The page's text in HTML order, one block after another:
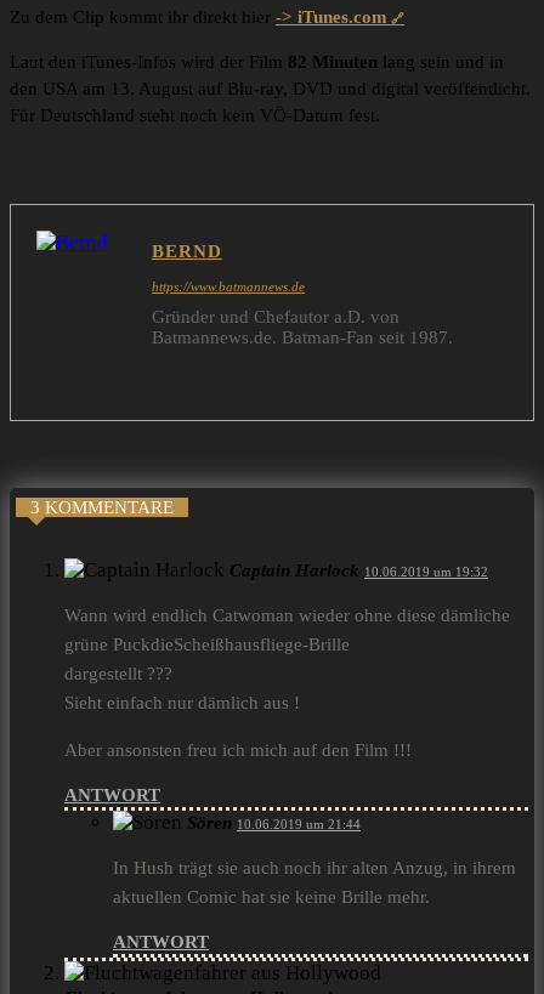
Zu dem Clip kommt ihr direkt hier -> iTunes.com
Laut den iTunes-Infos wird der Film 82 Minuten lang sein und in
den USA am 13. August auf Blu-ray, DVD und digital veröffentlicht.
Für Deutschland steht noch kein VÖ-Datum fest.
BERND
https://www.batmannews.de
Gründer und Chefautor a.D. von
Batmannews.de. Batman-Fan seit 1987.
3 KOMMENTARE
Captain Harlock 10.06.2019 um 19:32
Wann wird endlich Catwoman wieder ohne diese dämliche
grüne PuckdieScheißhausfliege-Brille
dargestellt ???
Sieht einfach nur dämlich aus !
Aber ansonsten freu ich mich auf den Film !!!
ANTWORT
Sören 10.06.2019 um 21:44
In Hush trägt sie auch noch ihr alten Anzug, in ihrem
aktuellen Comic hat sie keine Brille mehr.
ANTWORT